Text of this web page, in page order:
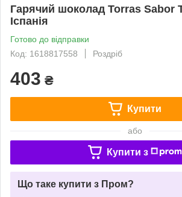
Гарячий шоколад Torras Sabor
Іспанія
Готово до відправки
Код: 1618817558
Роздріб
403 ₴
Купити
або
Купити з
Що таке купити з Пром?